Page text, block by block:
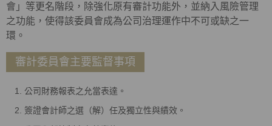
會」等更名階段，除強化原有審計功能外，並納入風險管理
之功能，使得該委員會成為公司治理運作中不可或缺之一
環。
審計委員會主要監督事項
公司財務報表之允當表達。
簽證會計師之選（解）任及獨立性與績效。